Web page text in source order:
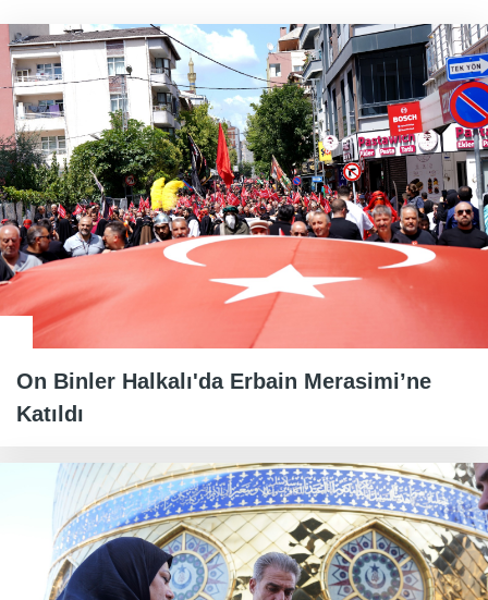
On Binler Halkalı'da Erbain Merasimi’ne
Katıldı